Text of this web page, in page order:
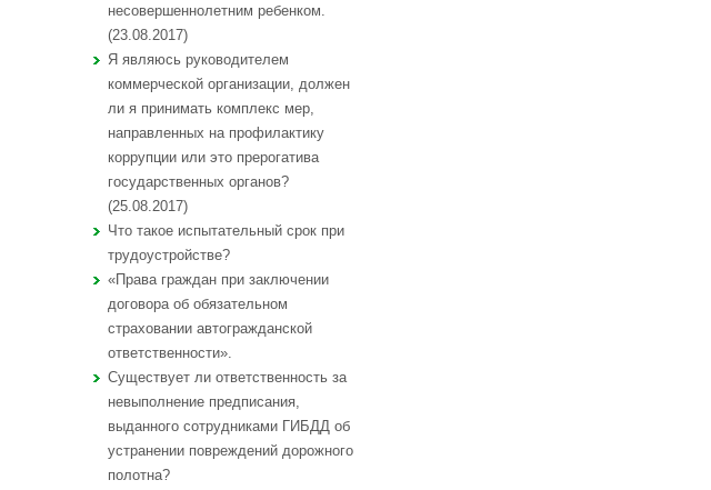
несовершеннолетним ребенком.
(23.08.2017)
Я являюсь руководителем
коммерческой организации, должен
ли я принимать комплекс мер,
направленных на профилактику
коррупции или это прерогатива
государственных органов?
(25.08.2017)
Что такое испытательный срок при
трудоустройстве?
«Права граждан при заключении
договора об обязательном
страховании автогражданской
ответственности».
Существует ли ответственность за
невыполнение предписания,
выданного сотрудниками ГИБДД об
устранении повреждений дорожного
полотна?